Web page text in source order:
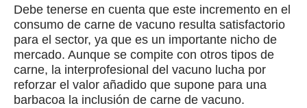
Debe tenerse en cuenta que este incremento en el
consumo de carne de vacuno resulta satisfactorio
para el sector, ya que es un importante nicho de
mercado. Aunque se compite con otros tipos de
carne, la interprofesional del vacuno lucha por
reforzar el valor añadido que supone para una
barbacoa la inclusión de carne de vacuno.